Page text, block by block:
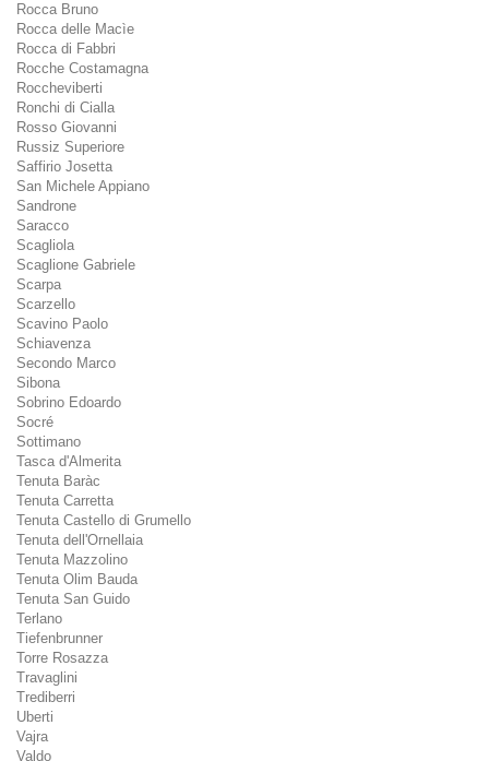
Rocca Bruno
Rocca delle Macìe
Rocca di Fabbri
Rocche Costamagna
Roccheviberti
Ronchi di Cialla
Rosso Giovanni
Russiz Superiore
Saffirio Josetta
San Michele Appiano
Sandrone
Saracco
Scagliola
Scaglione Gabriele
Scarpa
Scarzello
Scavino Paolo
Schiavenza
Secondo Marco
Sibona
Sobrino Edoardo
Socré
Sottimano
Tasca d'Almerita
Tenuta Baràc
Tenuta Carretta
Tenuta Castello di Grumello
Tenuta dell'Ornellaia
Tenuta Mazzolino
Tenuta Olim Bauda
Tenuta San Guido
Terlano
Tiefenbrunner
Torre Rosazza
Travaglini
Trediberri
Uberti
Vajra
Valdo